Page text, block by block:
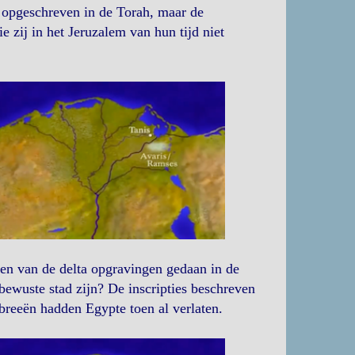
in de Torah, maar de
zij in het Jeruzalem van hun tijd niet
van de delta opgravingen gedaan in de
stad zijn? De inscripties beschreven
hadden Egypte toen al verlaten.